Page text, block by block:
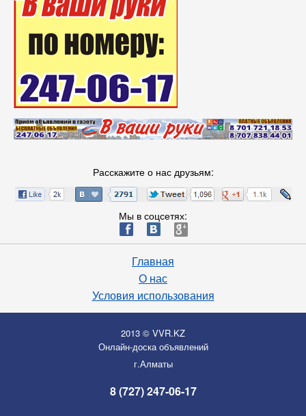
Расскажите о нас друзьям:
Мы в соцсетях:
ä æ è
Главная
О нас
Условия использования
2013 © VVR.KZ
Онлайн-доска объявлений
г.Алматы
8 (727) 247-06-17